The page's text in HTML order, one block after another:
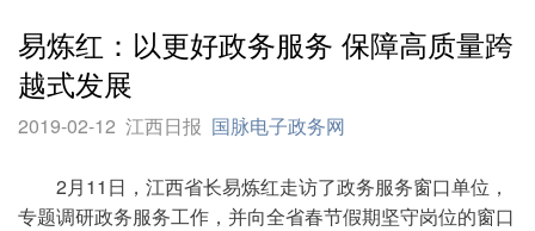
易炼红：以更好政务服务 保障高质量跨
越式发展
2019-02-12 江西日报 国脉电子政务网
2月11日，江西省长易炼红走访了政务服务窗口单位，
专题调研政务服务工作，并向全省春节假期坚守岗位的窗口